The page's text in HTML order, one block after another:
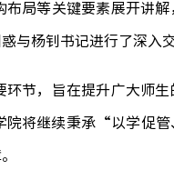
布局等关键要素展开讲解
与杨钊书记进行了深入
环节，旨在提升广大师生
院将继续秉承“以学促